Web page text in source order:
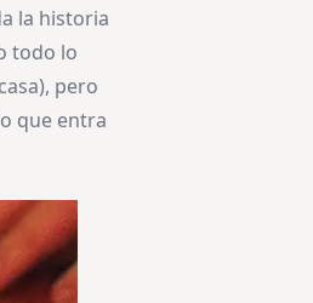
la historia
todo lo
pero
que entra